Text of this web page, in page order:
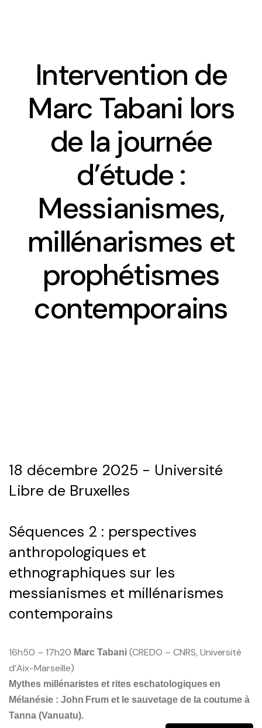
Team
Contact and access
Ethics committee
CREDO seminar series
Le séminaire EHESS/CREDO
Previous seminars
Members' outside involvement
Bachelor and Master
Submitted thesis
Documentation center
Scientific archives
Intervention de
Marc Tabani lors
de la journée
d’étude :
Messianismes,
millénarismes et
prophétismes
contemporains
18 décembre 2025 - Université
Libre de Bruxelles
Séquences 2 : perspectives
anthropologiques et
ethnographiques sur les
messianismes et millénarismes
contemporains
16h50 – 17h20 Marc Tabani (CREDO – CNRS, Université
d’Aix-Marseille)
Mythes millénaristes et rites eschatologiques en
Mélanésie : John Frum et le sauvetage de la coutume à
Tanna (Vanuatu).